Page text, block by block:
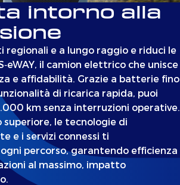
intorno alla
e a lungo raggio e riduci le
il camion elettrico che unisce
e affidabilità. Grazie a batterie fino
di ricarica rapida, puoi
km senza interruzioni operative.
le tecnologie di
e i servizi connessi ti
percorso, garantendo efficienza
al massimo, impatto